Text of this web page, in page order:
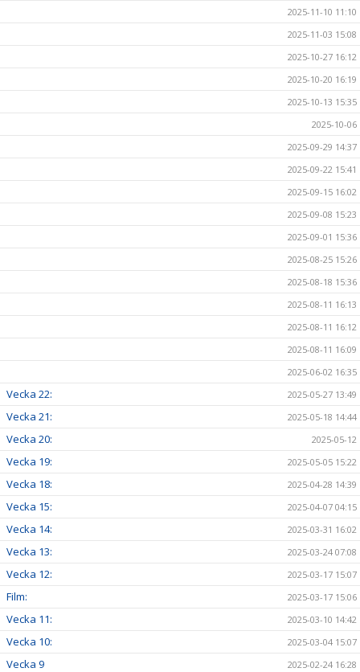
2025-11-10 11:10
2025-11-03 15:08
2025-10-27 16:12
2025-10-20 16:19
2025-10-13 15:35
2025-10-06
2025-09-29 14:37
2025-09-22 15:41
2025-09-15 16:02
2025-09-08 15:23
2025-09-01 15:36
2025-08-25 15:26
2025-08-18 15:36
2025-08-11 16:13
2025-08-11 16:12
2025-08-11 16:09
2025-06-02 16:35
Vecka 22: 2025-05-27 13:49
Vecka 21: 2025-05-18 14:44
Vecka 20: 2025-05-12
Vecka 19: 2025-05-05 15:22
Vecka 18: 2025-04-28 14:39
Vecka 15: 2025-04-07 04:15
Vecka 14: 2025-03-31 16:02
Vecka 13: 2025-03-24 07:08
Vecka 12: 2025-03-17 15:07
Film: 2025-03-17 15:06
Vecka 11: 2025-03-10 14:42
Vecka 10: 2025-03-04 15:07
Vecka 9
2025-02-24 16:28